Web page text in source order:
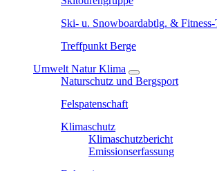
Ski- u. Snowboardabtlg. &
Treffpunkt Berge
Umwelt Natur Klima
Naturschutz und Bergsport
Felspatenschaft
Klimaschutz
Klimaschutzbericht
Emissionserfassung